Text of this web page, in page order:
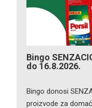
Bingo
do 16.8.2026.
Bingo donosi
proizvode za